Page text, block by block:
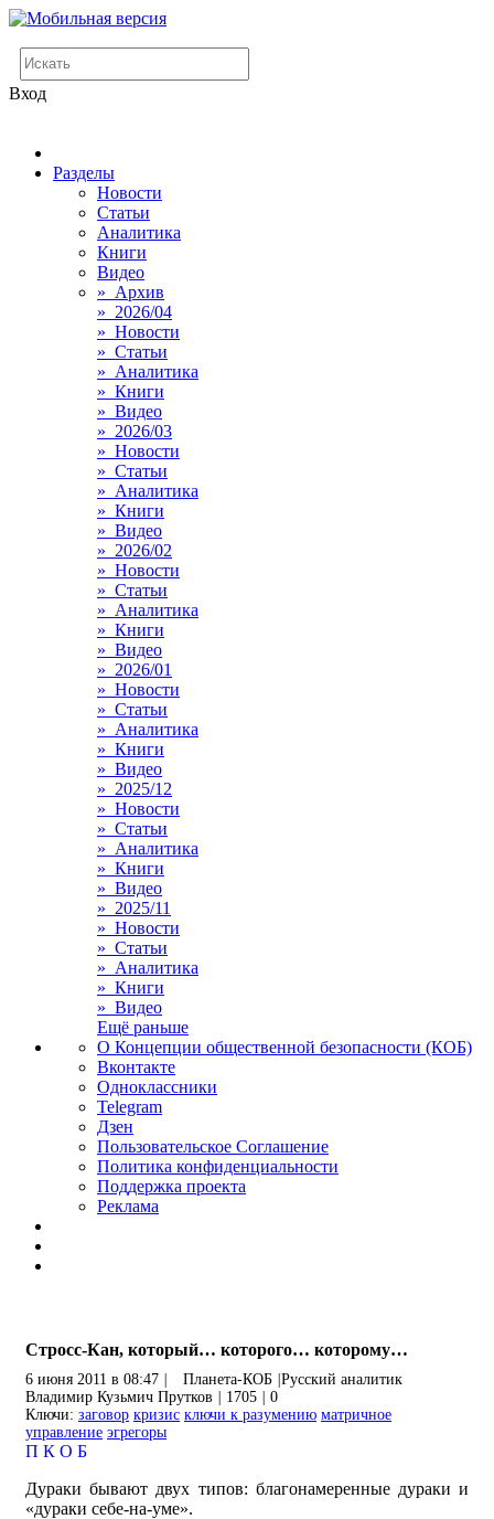
Вход
Разделы
Новости
Статьи
Аналитика
Книги
Видео
» Архив
» 2026/04
» Новости
» Статьи
» Аналитика
» Книги
» Видео
» 2026/03
» Новости
» Статьи
» Аналитика
» Книги
» Видео
» 2026/02
» Новости
» Статьи
» Аналитика
» Книги
» Видео
» 2026/01
» Новости
» Статьи
» Аналитика
» Книги
» Видео
» 2025/12
» Новости
» Статьи
» Аналитика
» Книги
» Видео
» 2025/11
» Новости
» Статьи
» Аналитика
» Книги
» Видео
Ещё раньше
О Концепции общественной безопасности (КОБ)
Вконтакте
Одноклассники
Telegram
Дзен
Пользовательское Соглашение
Политика конфиденциальности
Поддержка проекта
Реклама
Стросс-Кан, который… которого… которому…
6 июня 2011 в 08:47 Планета-КОБ Русский аналитик
Владимир Кузьмич Прутков
1705
0
Ключи: заговор кризис ключи к разумению матричное
управление эгрегоры
П К О Б
Дураки бывают двух типов: благонамеренные дураки и
«дураки себе-на-уме».